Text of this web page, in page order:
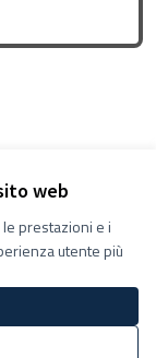
web
prestazioni e i
utente più